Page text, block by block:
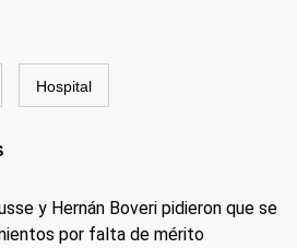
Hospital
y Hernán Boveri pidieron que se
por falta de mérito